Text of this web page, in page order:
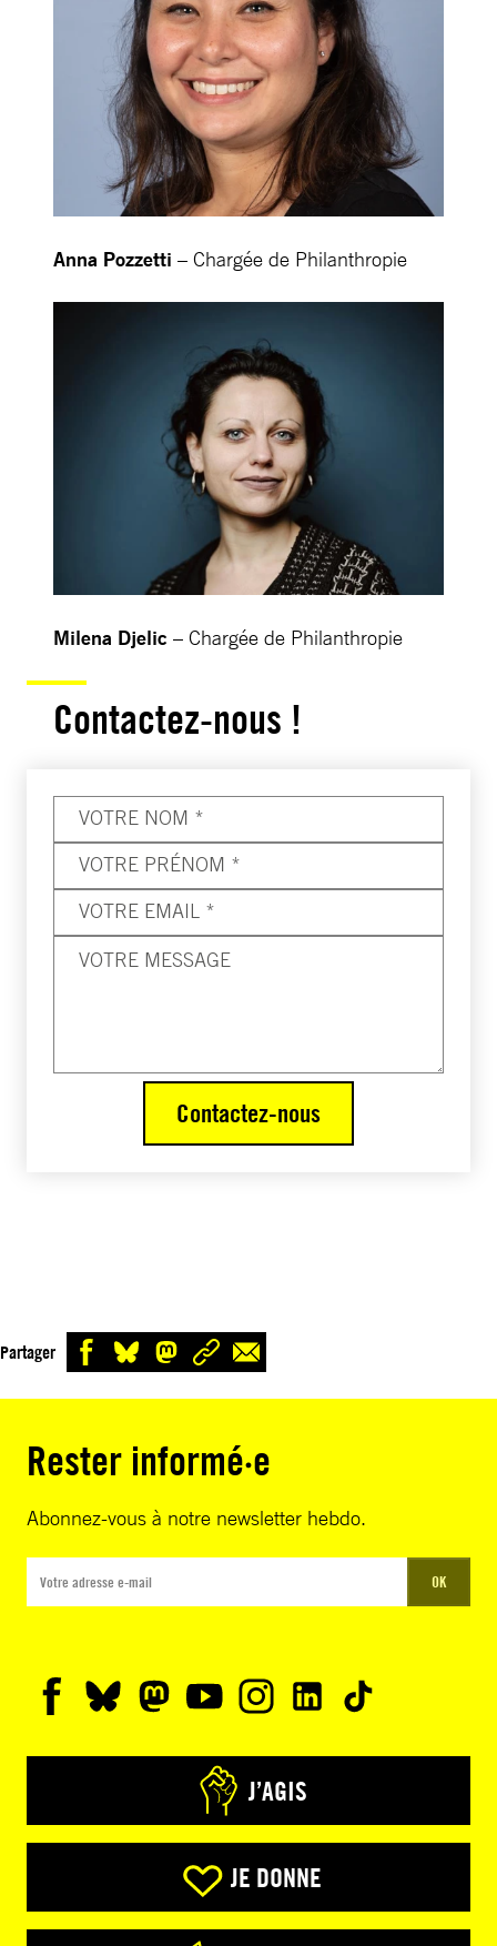
Anna Pozzetti – Chargée de Philanthropie
Milena Djelic – Chargée de Philanthropie
Contactez-nous !
Contactez-nous
Partager
Rester informé·e
Abonnez-vous à notre newsletter hebdo.
OK
J’AGIS
JE DONNE